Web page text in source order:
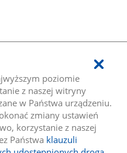
poziomie
z naszej witryny
w Państwa urządzeniu.
zmiany ustawień
korzystanie z naszej
Państwa klauzuli